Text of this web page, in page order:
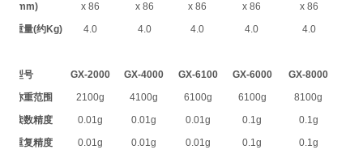
(mm)
x 86
x 86
x 86
x 86
x 86
重量(约Kg) 4.0 4.0 4.0 4.0 4.0
型号 GX-2000 GX-4000 GX-6100 GX-6000
GX-8000
称重范围
2100g 4100g 6100g 6100g
8100g
读数精度
0.01g 0.01g 0.01g 0.1g
0.1g
重复精度
0.01g 0.01g 0.01g 0.1g
0.1g